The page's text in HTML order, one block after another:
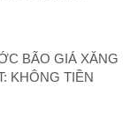
BÃO GIÁ XĂNG
KHÔNG TIỀN